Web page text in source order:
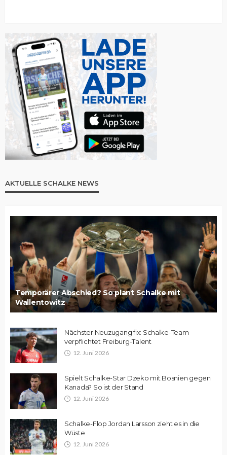
AKTUELLE SCHALKE NEWS
Temporärer Abschied? So plant Schalke mit
Wallentowitz
Nächster Neuzugang fix: Schalke-Team
verpflichtet Freiburg-Talent
12. Juni 2026
Spielt Schalke-Star Dzeko mit Bosnien gegen
Kanada? So ist der Stand
12. Juni 2026
Schalke-Flop Jordan Larsson zieht es in die
Wüste
12. Juni 2026